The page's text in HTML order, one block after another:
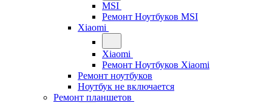
MSI
Ремонт Ноутбуков MSI
Xiaomi
Xiaomi
Ремонт Ноутбуков Xiaomi
Ремонт ноутбуков
Ноутбук не включается
Ремонт планшетов